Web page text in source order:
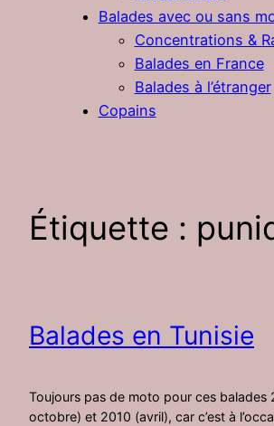
Balades avec ou sans
Concentrations &
Balades en France
Balades à l’étranger
Copains
Étiquette :
Balades en Tunisie
Toujours pas de moto pour ces balades
octobre) et 2010 (avril), car c’est à